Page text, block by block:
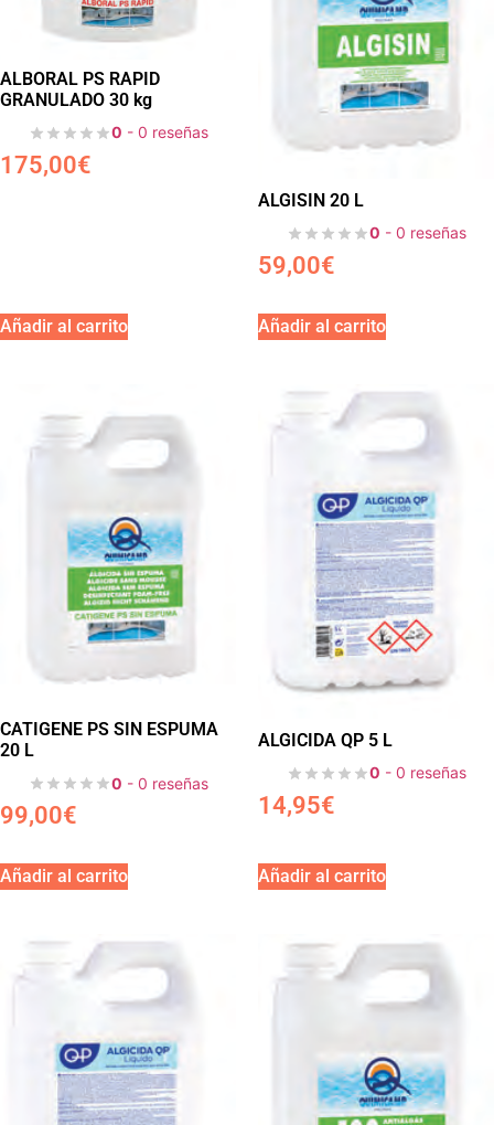
ALBORAL PS RAPID
GRANULADO 30 kg
0 - 0 reseñas
175,00€
Añadir al carrito
ALGISIN 20 L
0 - 0 reseñas
59,00€
Añadir al carrito
CATIGENE PS SIN ESPUMA
20 L
0 - 0 reseñas
99,00€
Añadir al carrito
ALGICIDA QP 5 L
0 - 0 reseñas
14,95€
Añadir al carrito